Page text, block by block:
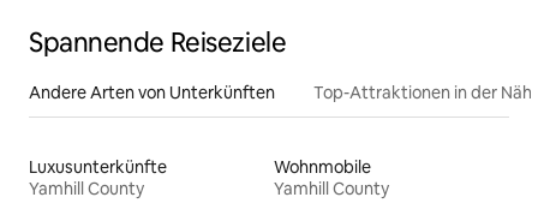
Spannende Reiseziele
Andere Arten von Unterkünften Top-Attraktionen in der
Luxusunterkünfte
Yamhill County
Wohnmobile
Yamhill County